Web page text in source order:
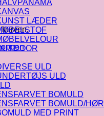
kurven.
LÆDER
ULD
ULD
BOMULD
BOMULD/HØR
MED PRINT